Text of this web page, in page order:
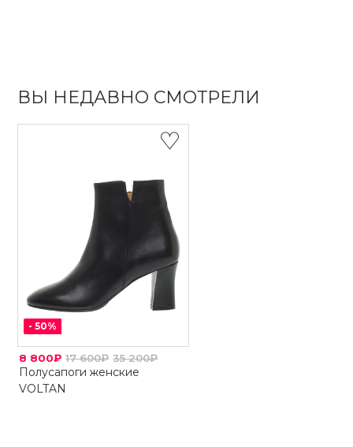
ВЫ НЕДАВНО СМОТРЕЛИ
-50%
8 800₽ 17 600₽ 35 200₽
Полусапоги женские
VOLTAN